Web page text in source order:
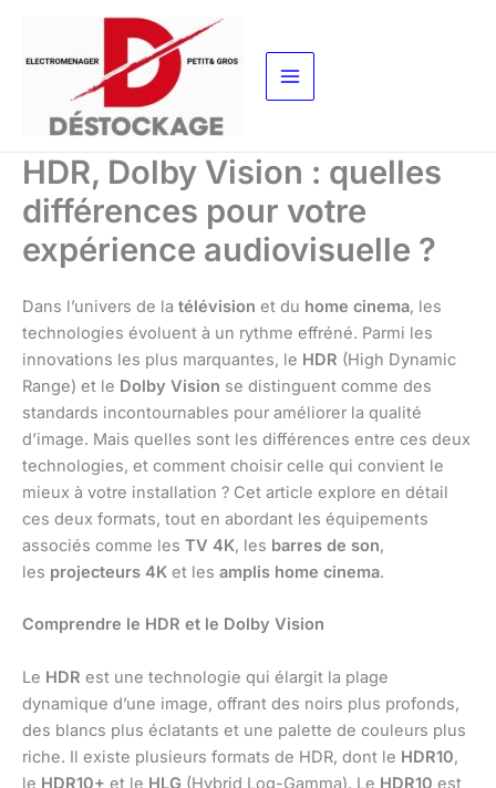
contenu
HDR, Dolby Vision : quelles
différences pour votre
expérience audiovisuelle ?
Dans l’univers de la télévision et du home cinema, les
technologies évoluent à un rythme effréné. Parmi les
innovations les plus marquantes, le HDR (High Dynamic
Range) et le Dolby Vision se distinguent comme des
standards incontournables pour améliorer la qualité
d’image. Mais quelles sont les différences entre ces deux
technologies, et comment choisir celle qui convient le
mieux à votre installation ? Cet article explore en détail
ces deux formats, tout en abordant les équipements
associés comme les TV 4K, les barres de son,
les projecteurs 4K et les amplis home cinema.
Comprendre le HDR et le Dolby Vision
Le HDR est une technologie qui élargit la plage
dynamique d’une image, offrant des noirs plus profonds,
des blancs plus éclatants et une palette de couleurs plus
riche. Il existe plusieurs formats de HDR, dont le HDR10,
le HDR10+ et le HLG (Hybrid Log-Gamma). Le HDR10 est